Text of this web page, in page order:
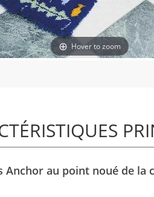
Hover to zoom
Anchor au point noué de